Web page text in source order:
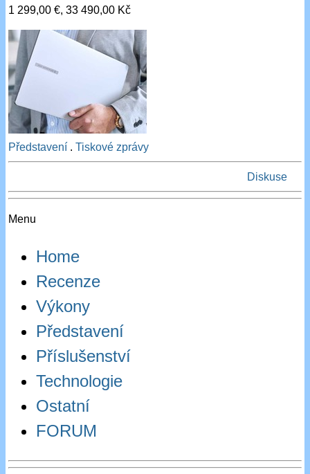
1 299,00 €, 33 490,00 Kč
Představení .Tiskové zprávy
Diskuse
Menu
Home
Recenze
Výkony
Představení
Příslušenství
Technologie
Ostatní
FORUM